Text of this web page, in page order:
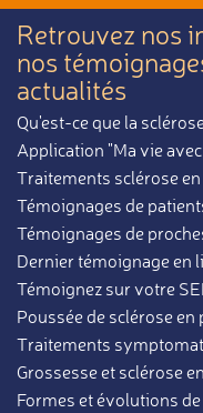
Retrouvez nos
nos
actualités
Qu'est-ce que la
Application "Ma vie avec
Traitements sclérose
Témoignages de
Témoignages de
Dernier témoignage en
Témoignez sur votre
Poussée de sclérose en
Traitements
Grossesse et sclérose
Formes et évolutions de